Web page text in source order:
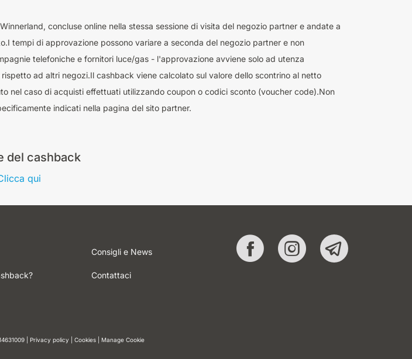
concluse online nella stessa sessione di visita del negozio partner e andate a
tempi di approvazione possono variare a seconda del negozio partner e non
telefoniche e fornitori luce/gas - l'approvazione avviene solo ad utenza
ad altri negozi.Il cashback viene calcolato sul valore dello scontrino al netto
nel caso di acquisti effettuati utilizzando coupon o codici sconto (voucher code).Non
indicati nella pagina del sito partner.
del cashback
qui
Consigli e News
Contattaci
Privacy policy Cookies| Manage Cookie